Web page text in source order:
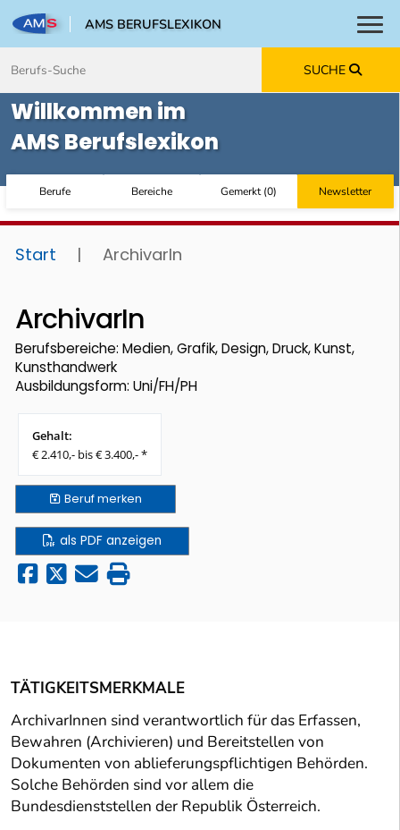
AMS BERUFSLEXIKON
SUCHE
Willkommen im
AMS Berufslexikon
Berufe Bereiche Gemerkt(0) Newsletter
Start | ArchivarIn
ArchivarIn
Berufsbereiche: Medien, Grafik, Design, Druck, Kunst,
Kunsthandwerk
Ausbildungsform: Uni/FH/PH
Gehalt:
€ 2.410,- bis € 3.400,- *
Berufmerken
als PDF anzeigen
TÄTIGKEITSMERKMALE
ArchivarInnen sind verantwortlich für das Erfassen,
Bewahren (Archivieren) und Bereitstellen von
Dokumenten von ablieferungspflichtigen Behörden.
Solche Behörden sind vor allem die
Bundesdienststellen der Republik Österreich.